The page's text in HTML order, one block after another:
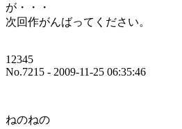
が・・・
次回作がんばってください。
12345
No.7215 - 2009-11-25 06:35:46
ねのねの